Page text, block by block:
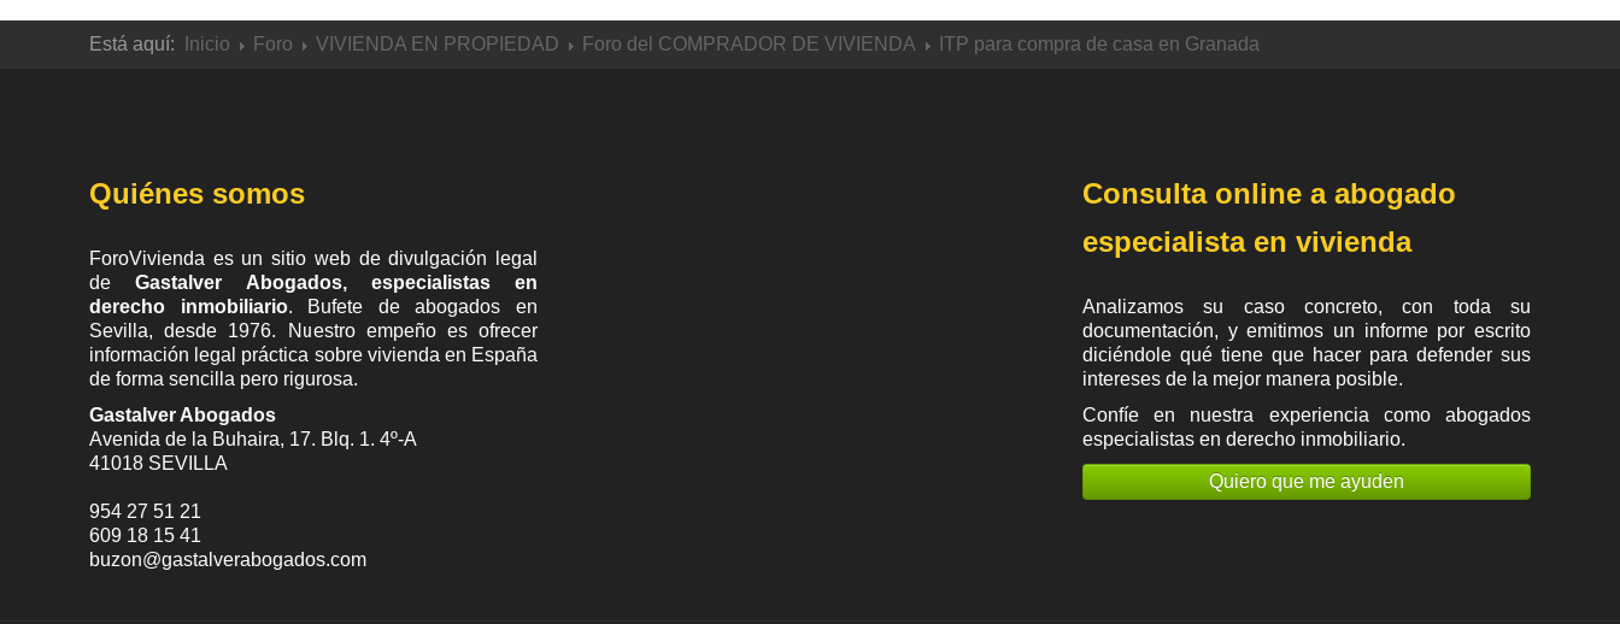
Está aquí: Inicio Foro VIVIENDA EN PROPIEDAD Foro del COMPRADOR DE VIVIENDA ITP para compra de casa en Granada
Quiénes somos
ForoVivienda es un sitio web de divulgación legal
deGastalver Abogados, especialistas en
derecho inmobiliario. Bufete deabogados en
Sevilla, desde 1976. Nuestro empeño es ofrecer
información legal práctica sobre vivienda en España
de forma sencilla pero rigurosa.
Gastalver Abogados
Avenida de la Buhaira, 17. Blq. 1. 4º-A
41018 SEVILLA
954 27 51 21
609 18 15 41
buzon@gastalverabogados.com
Consulta online a abogado
especialista en vivienda
Analizamos su caso concreto, con toda su
documentación, y emitimos un informe por escrito
diciéndole qué tiene que hacer para defender sus
intereses de la mejor manera posible.
Confíe en nuestra experiencia como abogados
especialistas en derecho inmobiliario.
Quiero que me ayuden